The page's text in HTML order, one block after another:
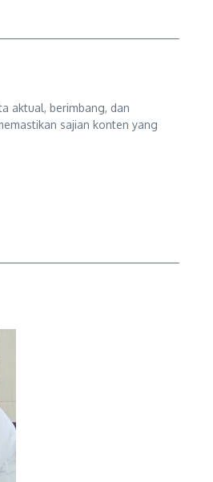
aktual, berimbang, dan
sajian konten yang